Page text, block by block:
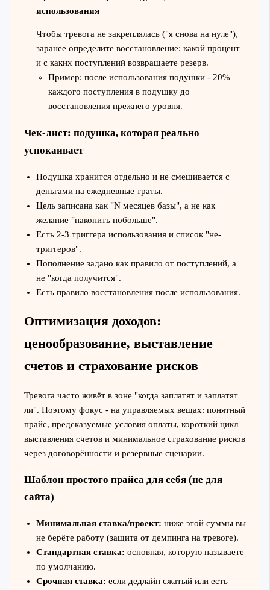
использования
Чтобы тревога не закреплялась ("я снова на нуле"),
заранее определите восстановление: какой процент
и с каких поступлений возвращаете резерв.
Пример: после использования подушки - 20%
каждого поступления в подушку до
восстановления прежнего уровня.
Чек-лист: подушка, которая реально
успокаивает
Подушка хранится отдельно и не смешивается с
деньгами на ежедневные траты.
Цель записана как "N месяцев базы", а не как
желание "накопить побольше".
Есть 2-3 триггера использования и список "не-
триггеров".
Пополнение задано как правило от поступлений, а
не "когда получится".
Есть правило восстановления после использования.
Оптимизация доходов:
ценообразование, выставление
счетов и страхование рисков
Тревога часто живёт в зоне "когда заплатят и заплатят
ли". Поэтому фокус - на управляемых вещах: понятный
прайс, предсказуемые условия оплаты, короткий цикл
выставления счетов и минимальное страхование рисков
через договорённости и резервные сценарии.
Шаблон простого прайса для себя (не для
сайта)
Минимальная ставка/проект: ниже этой суммы вы
не берёте работу (защита от демпинга на тревоге).
Стандартная ставка: основная, которую называете
по умолчанию.
Срочная ставка: если дедлайн сжатый или есть